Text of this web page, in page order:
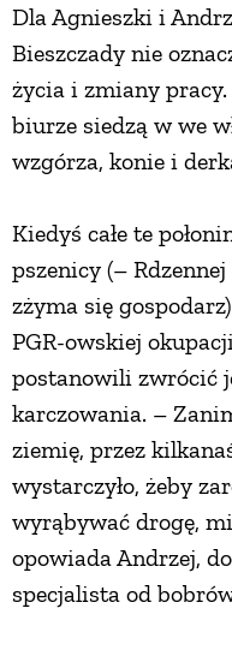
Dla Agnieszki i
Bieszczady nie
życia i zmiany
biurze siedzą w we
wzgórza, konie i
Kiedyś całe te
pszenicy (–
zżyma się
PGR-owskiej
postanowili zwrócić
karczowania. –
ziemię, przez
wystarczyło, żeby
wyrąbywać drogę,
opowiada Andrzej,
specjalista od